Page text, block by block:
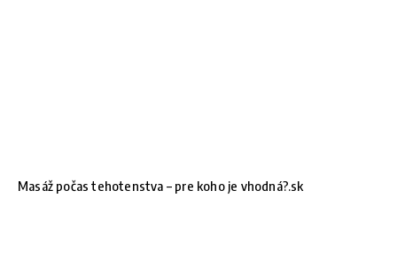
Masáž počas tehotenstva – pre koho je vhodná?.sk